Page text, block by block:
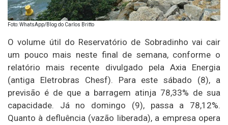
Foto: WhatsApp/Blog do Carlos Britto
O volume útil do Reservatório de Sobradinho vai cair
um pouco mais neste final de semana, conforme o
relatório mais recente divulgado pela Axia Energia
(antiga Eletrobras Chesf). Para este sábado (8), a
previsão é de que a barragem atinja 78,33% de sua
capacidade. Já no domingo (9), passa a 78,12%.
Quanto à defluência (vazão liberada), a empresa opera